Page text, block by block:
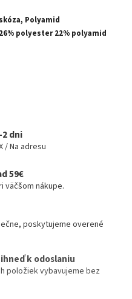
Polyamid
polyester 22% polyamid
dni
/ Na adresu
59€
väčšom nákupe.
poskytujeme overené
k odoslaniu
položiek vybavujeme bez